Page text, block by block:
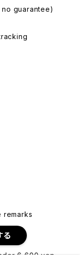
る
guarantee)
remarks